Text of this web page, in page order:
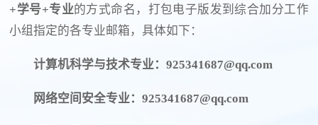
+学号+专业的方式命名，打包电子版发到综合加分工作
小组指定的各专业邮箱，具体如下：
计算机科学与技术专业：925341687@qq.com
网络空间安全专业：925341687@qq.com